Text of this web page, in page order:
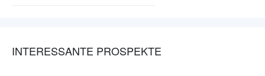
INTERESSANTE PROSPEKTE